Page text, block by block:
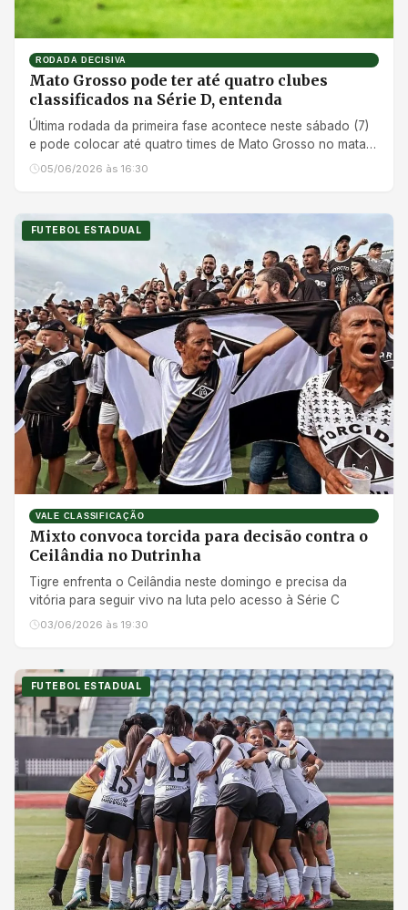
RODADA DECISIVA
Mato Grosso pode ter até quatro clubes
classificados na Série D, entenda
Última rodada da primeira fase acontece neste sábado (7)
e pode colocar até quatro times de Mato Grosso no mata-
mata
05/06/2026 às 16:30
FUTEBOL ESTADUAL
VALE CLASSIFICAÇÃO
Mixto convoca torcida para decisão contra o
Ceilândia no Dutrinha
Tigre enfrenta o Ceilândia neste domingo e precisa da
vitória para seguir vivo na luta pelo acesso à Série C
03/06/2026 às 19:30
FUTEBOL ESTADUAL